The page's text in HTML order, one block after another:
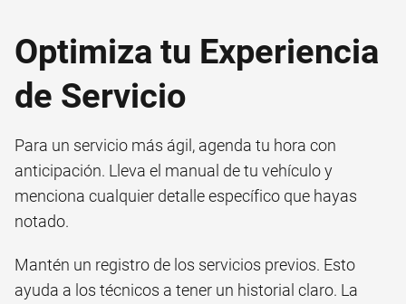
Optimiza tu Experiencia
de Servicio
Para un servicio más ágil, agenda tu hora con
anticipación. Lleva el manual de tu vehículo y
menciona cualquier detalle específico que hayas
notado.
Mantén un registro de los servicios previos. Esto
ayuda a los técnicos a tener un historial claro. La